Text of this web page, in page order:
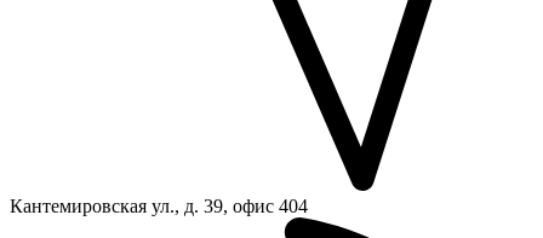
Кантемировская ул., д. 39, офис 404